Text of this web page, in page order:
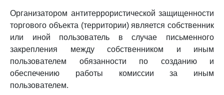
Организатором антитеррористической защищенности
торгового объекта (территории) является собственник
или иной пользователь в случае письменного
закрепления между собственником и иным
пользователем обязанности по созданию и
обеспечению работы комиссии за иным
пользователем.